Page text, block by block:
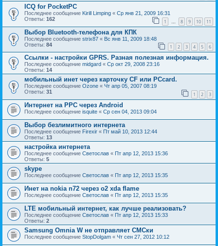
ICQ for PocketPC
Последнее сообщение Kirill Limping « Ср янв 21, 2009 16:31
Ответы: 162 1 … 8 9 10 11
Выбор Bluetooth-телефона для КПК
Последнее сообщение strix87 « Вс янв 11, 2009 18:48
Ответы: 84 1 2 3 4 5 6
Ссылки - настройки GPRS. Разная полезная информация.
Последнее сообщение midgard « Ср окт 29, 2008 23:16
Ответы: 14
мобильный инет через карточку CF или PCcard.
Последнее сообщение Ozone « Чт апр 05, 2007 08:19
Ответы: 31 1 2 3
Интернет на РРС через Android
Последнее сообщение isquite « Ср сен 04, 2013 09:04
Выбор безлимитного интернета
Последнее сообщение Firexir « Пт май 10, 2013 12:44
Ответы: 13
настройка интернета
Последнее сообщение Светослав « Пт апр 12, 2013 15:36
Ответы: 5
skype
Последнее сообщение Светослав « Пт апр 12, 2013 15:35
Инет на nokia n72 через o2 xda flame
Последнее сообщение Светослав « Пт апр 12, 2013 15:35
LTE мобильный интернет, как лучше реализовать?
Последнее сообщение Светослав « Пт апр 12, 2013 15:33
Ответы: 2
Samsung Omnia W не отправляет СМСки
Последнее сообщение StopDolgam « Чт сен 27, 2012 10:12